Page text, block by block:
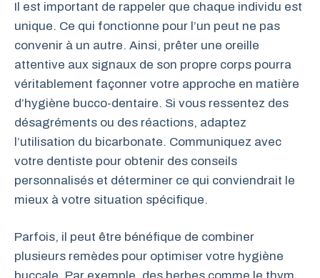
Il est important de rappeler que chaque individu est
unique. Ce qui fonctionne pour l’un peut ne pas
convenir à un autre. Ainsi, prêter une oreille
attentive aux signaux de son propre corps pourra
véritablement façonner votre approche en matière
d’hygiène bucco-dentaire. Si vous ressentez des
désagréments ou des réactions, adaptez
l’utilisation du bicarbonate. Communiquez avec
votre dentiste pour obtenir des conseils
personnalisés et déterminer ce qui conviendrait le
mieux à votre situation spécifique.
Parfois, il peut être bénéfique de combiner
plusieurs remèdes pour optimiser votre hygiène